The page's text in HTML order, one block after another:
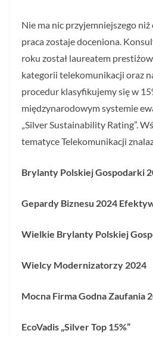
Nie ma nic przyjemniejszego niż
praca zostaje doceniona.
roku został laureatem
kategorii telekomunikacji oraz
procedur klasyfikujemy się w
międzynarodowym systemie
„Silver Sustainability Rating”.
tematyce Telekomunikacji
Brylanty Polskiej Gospodarki
Gepardy Biznesu 2024
Wielkie Brylanty Polskiej
Wielcy Modernizatorzy 2024
Mocna Firma Godna Zaufania
EcoVadis „Silver Top 15%”